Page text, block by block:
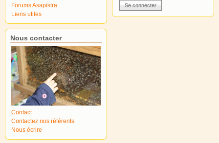
Forums Asapistra
Liens utiles
Nous contacter
Contact
Contactez nos référents
Nous écrire